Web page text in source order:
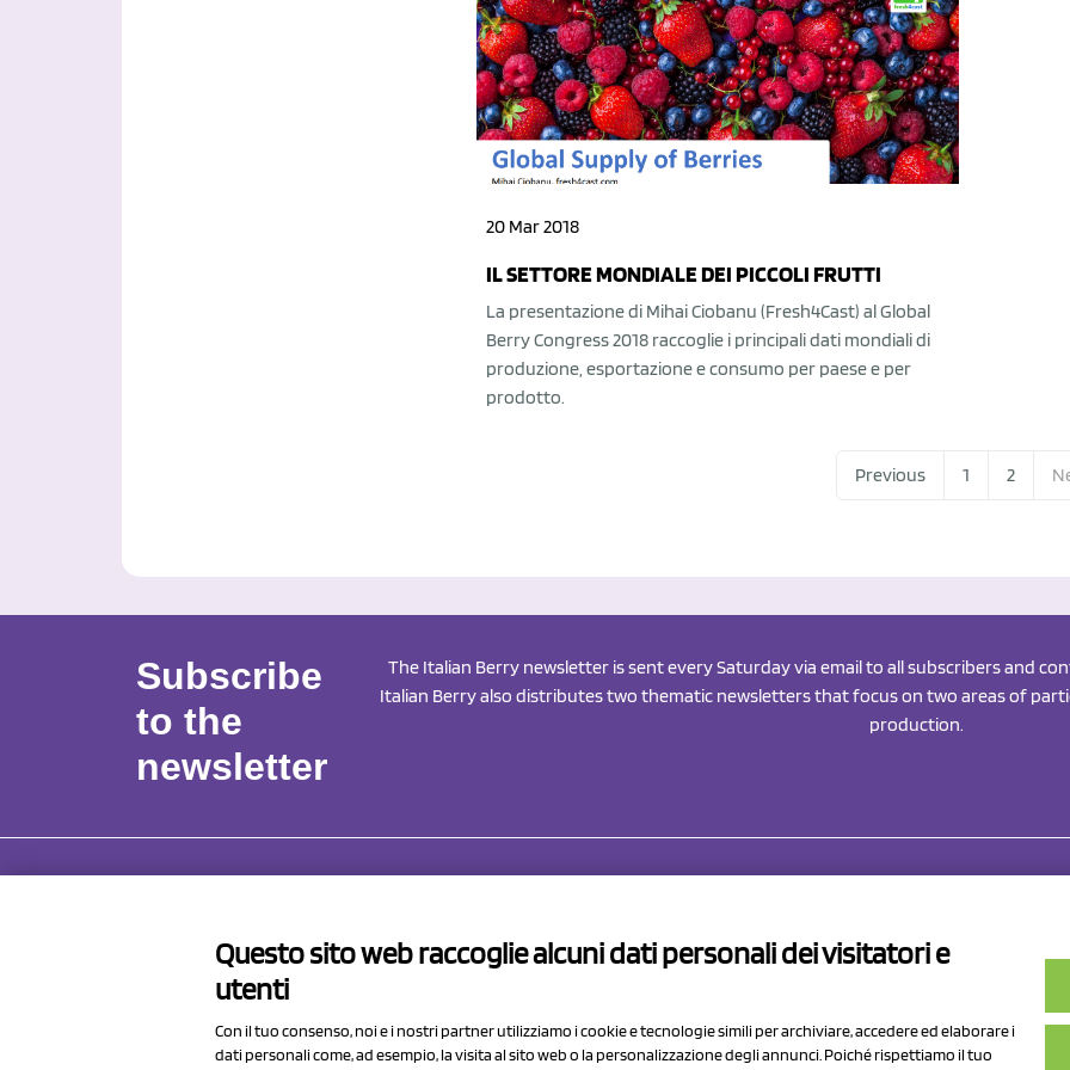
20 Mar 2018
IL SETTORE MONDIALE DEI PICCOLI FRUTTI
La presentazione di Mihai Ciobanu (Fresh4Cast) al Global
Berry Congress 2018 raccoglie i principali dati mondiali di
produzione, esportazione e consumo per paese e per
prodotto.
Previous 1 2
Subscribe
to the
newsletter
The Italian Berry newsletter is sent every Saturday via email to all subscribers and
Italian Berry also distributes two thematic newsletters that focus on two areas of
production.
Via Prov.le Sassuolo Vignola 315/1
REA: MO 208553
Questo sito web raccoglie alcuni dati personali dei visitatori e
utenti
Con il tuo consenso, noi e i nostri partner utilizziamo i cookie e tecnologie simili per archiviare, accedere ed elaborare i
dati personali come, ad esempio, la visita al sito web o la personalizzazione degli annunci. Poiché rispettiamo il tuo